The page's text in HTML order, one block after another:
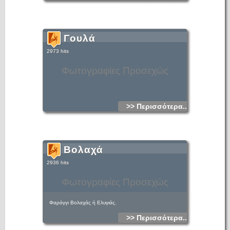
Φωτογραφίες Προσεχώς
Γουλά
2973 hits
>> Περισσότερα...
Φωτογραφίες Προσεχώς
Βολαχά
2936 hits
Φαράγγι Βολαχάς ή Ελυγιάς.
>> Περισσότερα...